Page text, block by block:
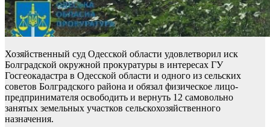
Хозяйственный суд Одесской области удовлетворил иск
Болградской окружной прокуратуры в интересах ГУ
Госгеокадастра в Одесской области и одного из сельских
советов Болградского района и обязал физическое лицо-
предпринимателя освободить и вернуть 12 самовольно
занятых земельных участков сельскохозяйственного
назначения.